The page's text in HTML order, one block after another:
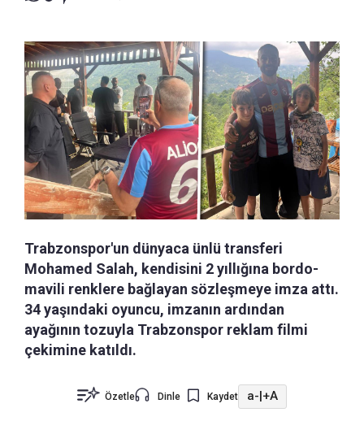
Trabzonspor'un dünyaca ünlü transferi
Mohamed Salah, kendisini 2 yıllığına bordo-
mavili renklere bağlayan sözleşmeye imza attı.
34 yaşındaki oyuncu, imzanın ardından
ayağının tozuyla Trabzonspor reklam filmi
çekimine katıldı.
Özetle Dinle Kaydet a-|+A